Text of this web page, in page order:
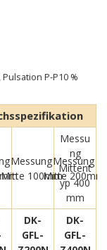
Pulsation P-P10 %
Messung
Mitte 100mm
Messung
Mitte 200mm
Messu
ng
Mittent
yp 400
mm
DK-
GFL-
DK-
GFL-